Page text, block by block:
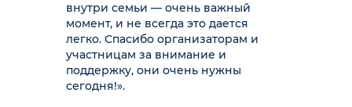
внутри семьи — очень важный
момент, и не всегда это дается
легко. Спасибо организаторам и
участницам за внимание и
поддержку, они очень нужны
сегодня!».